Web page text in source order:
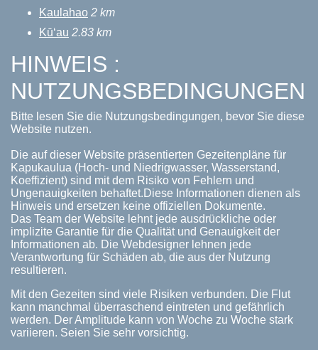
Kaulahao 2 km
Kūʻau 2.83 km
HINWEIS :
NUTZUNGSBEDINGUNGEN
Bitte lesen Sie die Nutzungsbedingungen, bevor Sie diese
Website nutzen.
Die auf dieser Website präsentierten Gezeitenpläne für
Kapukaulua (Hoch- und Niedrigwasser, Wasserstand,
Koeffizient) sind mit dem Risiko von Fehlern und
Ungenauigkeiten behaftet.Diese Informationen dienen als
Hinweis und ersetzen keine offiziellen Dokumente.
Das Team der Website lehnt jede ausdrückliche oder
implizite Garantie für die Qualität und Genauigkeit der
Informationen ab. Die Webdesigner lehnen jede
Verantwortung für Schäden ab, die aus der Nutzung
resultieren.
Mit den Gezeiten sind viele Risiken verbunden. Die Flut
kann manchmal überraschend eintreten und gefährlich
werden. Der Amplitude kann von Woche zu Woche stark
variieren. Seien Sie sehr vorsichtig.